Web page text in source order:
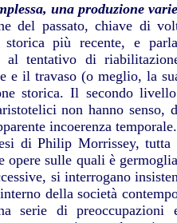
una produzione
del passato, chiave di
storica più recente, e
al tentativo di
e il travaso (o meglio, la
storica. Il secondo
non hanno senso,
incoerenza temporale.
di Philip Morrissey,
opere sulle quali è
si interrogano
della società
serie di